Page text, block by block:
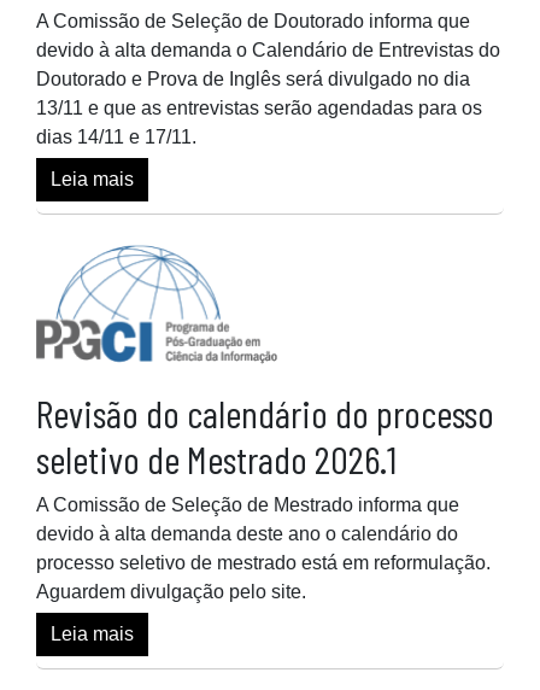
A Comissão de Seleção de Doutorado informa que
devido à alta demanda o Calendário de Entrevistas do
Doutorado e Prova de Inglês será divulgado no dia
13/11 e que as entrevistas serão agendadas para os
dias 14/11 e 17/11.
Leia mais
Revisão do calendário do processo
seletivo de Mestrado 2026.1
A Comissão de Seleção de Mestrado informa que
devido à alta demanda deste ano o calendário do
processo seletivo de mestrado está em reformulação.
Aguardem divulgação pelo site.
Leia mais